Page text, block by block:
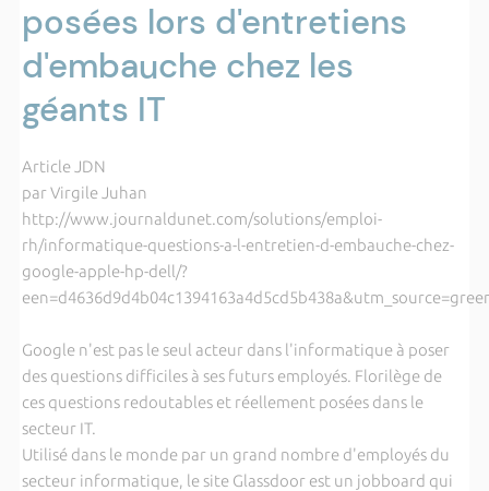
posées lors d'entretiens
d'embauche chez les
géants IT
Article JDN
par Virgile Juhan
http://www.journaldunet.com/solutions/emploi-
rh/informatique-questions-a-l-entretien-d-embauche-chez-
google-apple-hp-dell/?
Google n'est pas le seul acteur dans l'informatique à poser
des questions difficiles à ses futurs employés. Florilège de
ces questions redoutables et réellement posées dans le
secteur IT.
Utilisé dans le monde par un grand nombre d'employés du
secteur informatique, le site Glassdoor est un jobboard qui